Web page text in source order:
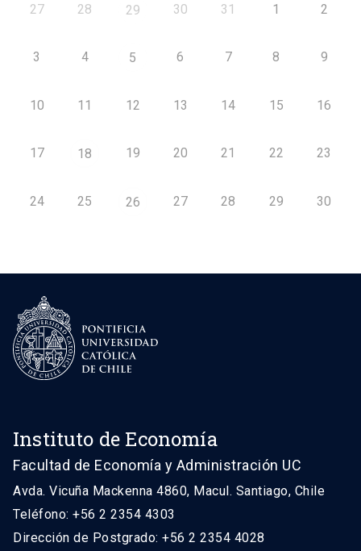
27 28 29 30 31 1 2
3 4 5 6 7 8 9
10 11 12 13 14 15 16
17 18 19 20 21 22 23
24 25 26 27 28 29 30
Instituto de Economía
Facultad de Economía y Administración UC
Avda. Vicuña Mackenna 4860, Macul. Santiago, Chile
Teléfono: +56 2 2354 4303
Dirección de Postgrado: +56 2 2354 4028